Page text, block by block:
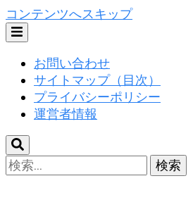
コンテンツへスキップ
お問い合わせ
サイトマップ（目次）
プライバシーポリシー
運営者情報
検
索: